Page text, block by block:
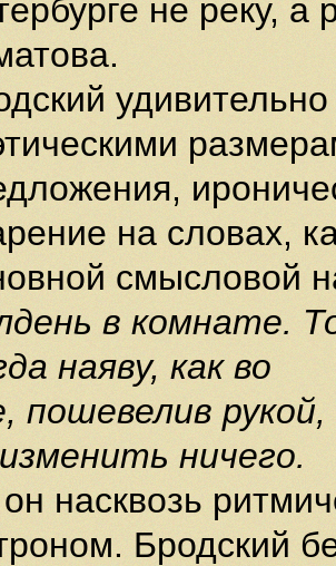
не реку,
на словах,
смысловой
в комнате.
наяву, как во
пошевелив рукой,
ничего.
насквозь
Бродский